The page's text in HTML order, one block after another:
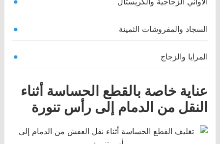
السجاد والمفروشات الثمينة
المرايا والزجاج
عناية خاصة بالقطع الحساسة أثناء
النقل من الدمام إلى رأس تنورة